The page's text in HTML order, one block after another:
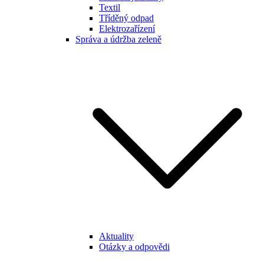
Textil
Tříděný odpad
Elektrozařízení
Správa a údržba zeleně
Aktuality
Otázky a odpovědi